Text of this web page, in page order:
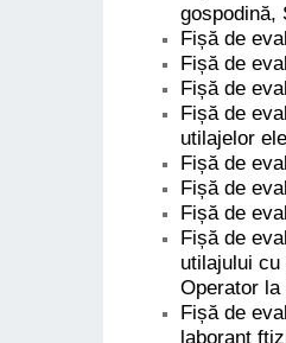
gospodină,
Fișă de
Fișă de
Fișă de
Fișă de
utilajelor
Fișă de
Fișă de
Fișă de
Fișă de
utilajului
Operator
Fișă de
laborant